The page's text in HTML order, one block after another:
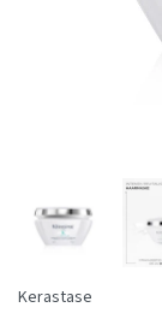
Kerastase